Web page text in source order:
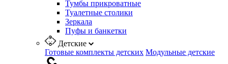
Тумбы прикроватные
Туалетные столики
Зеркала
Пуфы и банкетки
Детские
Готовые комплекты детских Модульные детские